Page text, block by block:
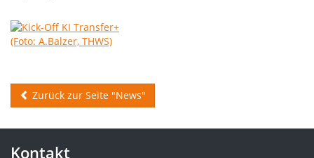
Zurück zur Seite "News"
Kontakt